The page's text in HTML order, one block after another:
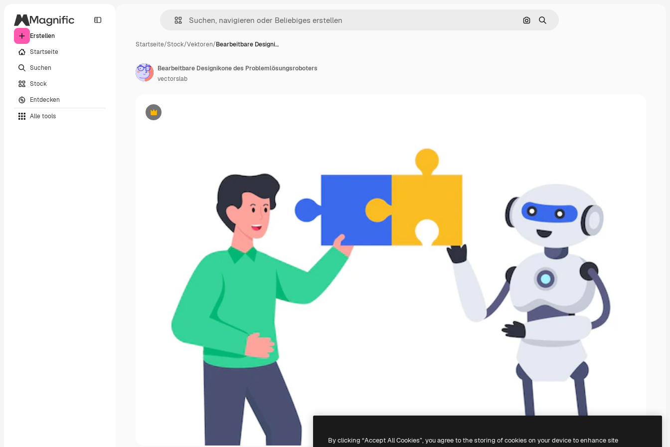
Erstellen
Startseite
Suchen
Stock
Entdecken
Alle tools
Nach Bild suchen
Suchen
Startseite/Stock/Vektoren/Bearbeitbare Designi…
Premium
Bearbeitbare Designikone des Problemlösungsroboters
vectorslab
By clicking “Accept All Cookies”, you agree to the storing of cookies on your device to enhance site